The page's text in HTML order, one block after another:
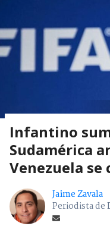
Infantino
Sudamérica
Venezuela se
Jaime Zavala
Periodista de